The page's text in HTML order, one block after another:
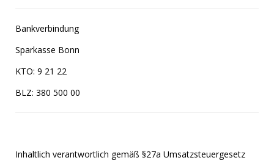
Bankverbindung
Sparkasse Bonn
KTO: 9 21 22
BLZ: 380 500 00
Inhaltlich verantwortlich gemäß §27a Umsatzsteuergesetz